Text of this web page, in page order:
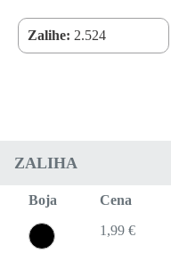
Zalihe: 2.524
ZALIHA
Boja Cena
1,99 €